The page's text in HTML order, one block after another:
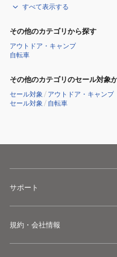
レ
WP
パ
ー
ラ
イ
ブ
22CIWPR
すべて表示する
その他のカテゴリから探す
アウトドア・キャンプ
自転車
その他のカテゴリのセール対象
セール対象 / アウトドア・キャンプ
セール対象 / 自転車
サポート
規約・会社情報